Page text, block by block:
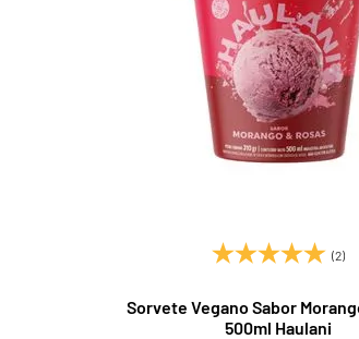
(2)
Sorvete Vegano Sabor
500ml Haulani